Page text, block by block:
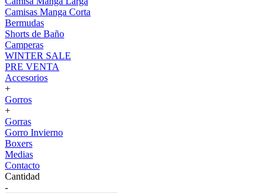
Camisas Manga Corta
Bermudas
Shorts de Baño
Camperas
WINTER SALE
PRE VENTA
Accesorios
+
Gorros
+
Gorras
Gorro Invierno
Boxers
Medias
Contacto
Cantidad
-